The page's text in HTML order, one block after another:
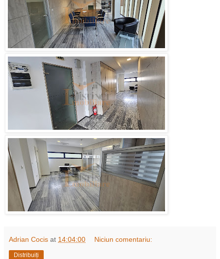
Adrian Cocis at 14:04:00 Niciun comentariu:
Distribuiți